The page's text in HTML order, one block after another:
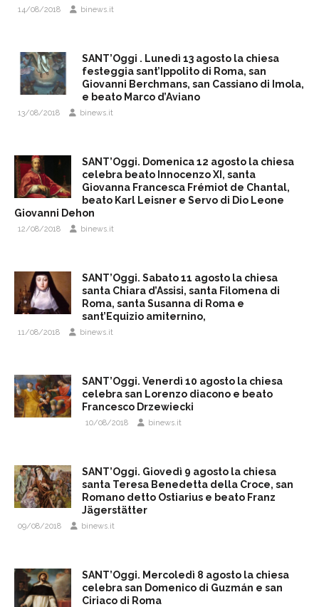
14/08/2018 binews.it
SANT’Oggi . Lunedì 13 agosto la chiesa
festeggia sant’Ippolito di Roma, san
Giovanni Berchmans, san Cassiano di Imola,
e beato Marco d’Aviano
13/08/2018 binews.it
SANT’Oggi. Domenica 12 agosto la chiesa
celebra beato Innocenzo XI, santa
Giovanna Francesca Frémiot de Chantal,
beato Karl Leisner e Servo di Dio Leone
Giovanni Dehon
12/08/2018 binews.it
SANT’Oggi. Sabato 11 agosto la chiesa
santa Chiara d’Assisi, santa Filomena di
Roma, santa Susanna di Roma e
sant’Equizio amiternino,
11/08/2018 binews.it
SANT’Oggi. Venerdì 10 agosto la chiesa
celebra san Lorenzo diacono e beato
Francesco Drzewiecki
10/08/2018 binews.it
SANT’Oggi. Giovedì 9 agosto la chiesa
santa Teresa Benedetta della Croce, san
Romano detto Ostiarius e beato Franz
Jägerstätter
09/08/2018 binews.it
SANT’Oggi. Mercoledì 8 agosto la chiesa
celebra san Domenico di Guzmán e san
Ciriaco di Roma